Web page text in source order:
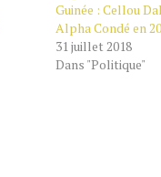
Guinée : Cellou
Alpha Condé en
31 juillet 2018
Dans "Politique"